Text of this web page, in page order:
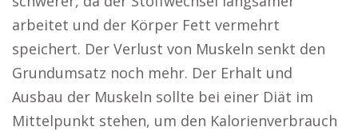
arbeitet und der Körper Fett vermehrt
speichert. Der Verlust von Muskeln senkt den
Grundumsatz noch mehr. Der Erhalt und
Ausbau der Muskeln sollte bei einer Diät im
Mittelpunkt stehen, um den Kalorienverbrauch